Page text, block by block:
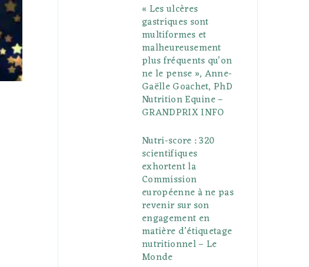
« Les ulcères
gastriques sont
multiformes et
malheureusement
plus fréquents qu’on
ne le pense », Anne-
Gaëlle Goachet, PhD
Nutrition Equine –
GRANDPRIX INFO
Nutri-score : 320
scientifiques
exhortent la
Commission
européenne à ne pas
revenir sur son
engagement en
matière d’étiquetage
nutritionnel – Le
Monde